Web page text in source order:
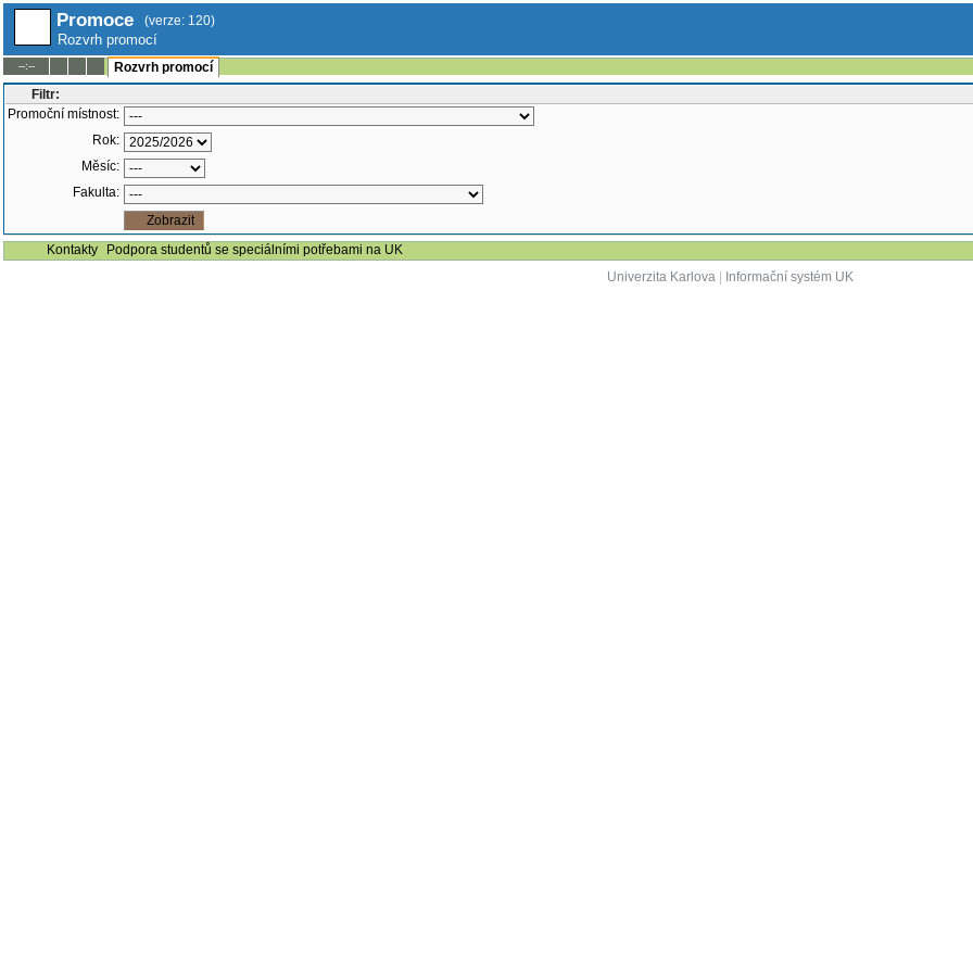
Promoce (verze: 120)
Rozvrh promocí
--:--
Rozvrh promocí
Filtr:
Promoční místnost:
Rok:
Měsíc:
Fakulta:
Kontakty
Podpora studentů se speciálními potřebami na UK
Univerzita Karlova| Informační systém UK